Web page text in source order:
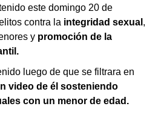
este domingo 20 de
contra la integridad sexual ,
y promoción de la
luego de que se filtrara en
video de él sosteniendo
con un menor de edad.